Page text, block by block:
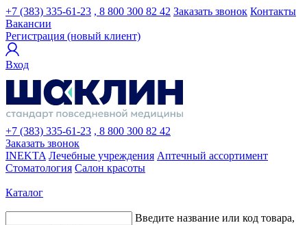
+7 (383) 335-61-23 , 8 800 300 82 42 Заказать звонок Контакты
Вакансии
Регистрация (новый клиент)
Вход
+7 (383) 335-61-23 , 8 800 300 82 42
Заказать звонок
INEKTA Лечебные учреждения Аптечный ассортимент
Стоматология Салон красоты
Каталог
Введите название или код товара,